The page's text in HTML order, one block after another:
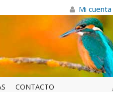
Mi cuenta
CONTACTO